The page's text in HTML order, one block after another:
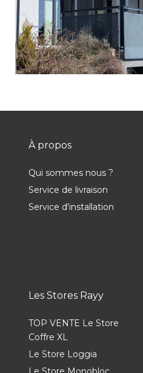
À propos
Qui sommes nous ?
Service de livraison
Service d'installation
Les Stores Rayy
TOP VENTE Le Store
Coffre XL
Le Store Loggia